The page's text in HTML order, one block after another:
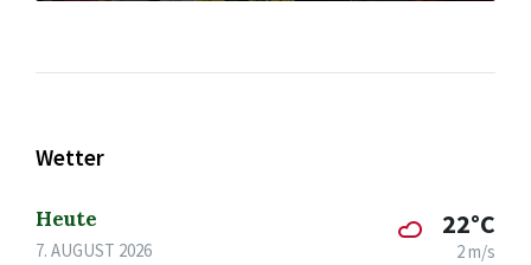
Wetter
Heute
7. AUGUST 2026
22°C
2 m/s